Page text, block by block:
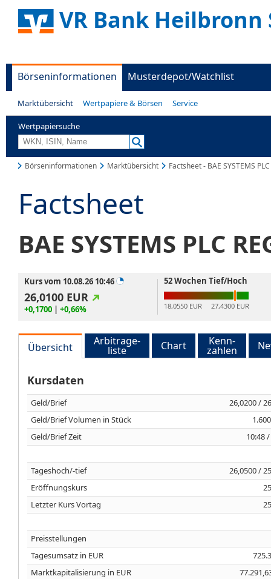
VR Bank Heilbronn
Börseninformationen Musterdepot/Watchlist
Marktübersicht Wertpapiere & Börsen Service
Wertpapiersuche
Börseninformationen Marktübersicht Factsheet - BAE SYSTEMS
Factsheet
BAE SYSTEMS PLC
Kurs vom 10.08.26 10:46
26,0100 EUR
+0,1700 | +0,66%
52 Wochen Tief/Hoch
18,0550 EUR 27,4300 EUR
Übersicht Arbitrage-
liste Chart Kenn-
zahlen
Kursdaten
Geld/Brief
26,0200 /
Geld/Brief Volumen in Stück
Geld/Brief Zeit
10:48
Tageshoch/-tief
26,0500 /
Eröffnungskurs
Letzter Kurs Vortag
Preisstellungen
Tagesumsatz in EUR
Marktkapitalisierung in EUR